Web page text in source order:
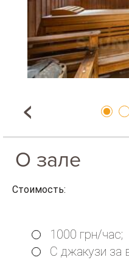
О зале
Стоимость:
1000 грн/час;
С джакузи за